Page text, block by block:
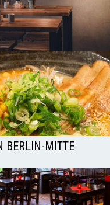
BERLIN-MITTE